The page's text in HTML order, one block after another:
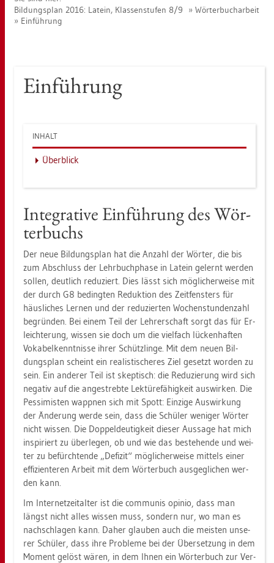
Bil­dungs­plan 2016: La­tein, Klas­sen­stu­fen 8/9
Wör­ter­buch­ar­beit
Ein­füh­rung
Ein­füh­rung
IN­HALT
Über­blick
In­te­gra­ti­ve Ein­füh­rung des Wör­
ter­buchs
Der neue Bil­dungs­plan hat die An­zahl der Wör­ter, die bis
zum Ab­schluss der Lehr­buch­pha­se in La­tein ge­lernt wer­den
sol­len, deut­lich re­du­ziert. Dies lässt sich mög­li­cher­wei­se mit
der durch G8 be­ding­ten Re­duk­ti­on des Zeit­fens­ters für
häus­li­ches Ler­nen und der re­du­zier­ten Wo­chen­stun­den­zahl
be­grün­den. Bei einem Teil der Leh­rer­schaft sorgt das für Er­
leich­te­rung, wis­sen sie doch um die viel­fach lü­cken­haf­ten
Vo­ka­bel­kennt­nis­se ihrer Schütz­lin­ge. Mit dem neuen Bil­
dungs­plan scheint ein rea­lis­ti­sche­res Ziel ge­setzt wor­den zu
sein. Ein an­de­rer Teil ist skep­tisch: die Re­du­zie­rung wird sich
ne­ga­tiv auf die an­ge­streb­te Lek­tü­re­fä­hig­keit aus­wir­ken. Die
Pes­si­mis­ten wapp­nen sich mit Spott: Ein­zi­ge Aus­wir­kung
der Än­de­rung werde sein, dass die Schü­ler we­ni­ger Wör­ter
nicht wis­sen. Die Dop­pel­deu­tig­keit die­ser Aus­sa­ge hat mich
in­spi­riert zu über­le­gen, ob und wie das be­ste­hen­de und wei­
ter zu be­fürch­ten­de „De­fi­zit“ mög­li­cher­wei­se mit­tels einer
ef­fi­zi­en­te­ren Ar­beit mit dem Wör­ter­buch aus­ge­gli­chen wer­
den kann.
Im In­ter­net­zeit­al­ter ist die com­mu­nis opi­nio, dass man
längst nicht alles wis­sen muss, son­dern nur, wo man es
nach­schla­gen kann. Daher glau­ben auch die meis­ten un­se­
rer Schü­ler, dass ihre Pro­ble­me bei der Über­set­zung in dem
Mo­ment ge­löst wären, in dem Ihnen ein Wör­ter­buch zur Ver­